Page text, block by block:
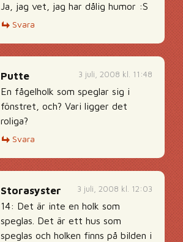
Ja, jag vet, jag har dålig humor :S
Svara
3 juli, 2008 kl. 11:48
Putte
En fågelholk som speglar sig i
fönstret, och? Vari ligger det
roliga?
Svara
3 juli, 2008 kl. 12:03
Storasyster
14: Det är inte en holk som
speglas. Det är ett hus som
speglas och holken finns på bilden i